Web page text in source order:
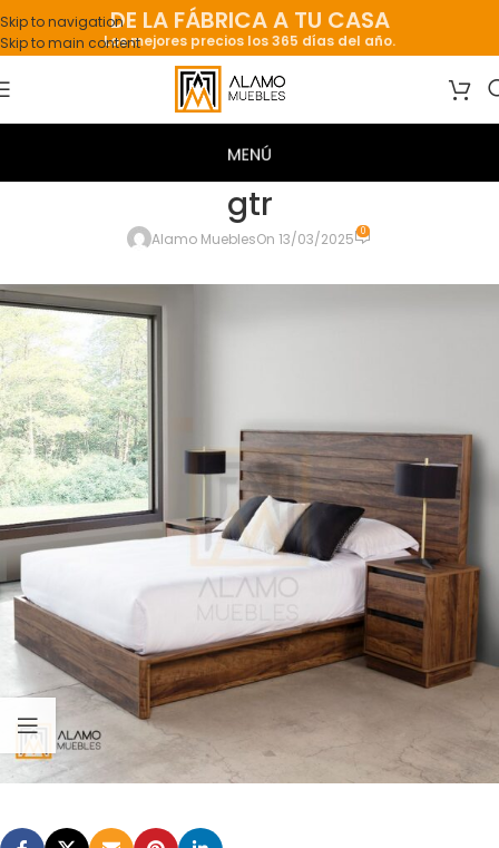
Skip to navigation
Skip to main content
DE LA FÁBRICA A TU CASA
Los mejores precios los 365 días del año.
gtr
Alamo MueblesOn 13/03/2025 0